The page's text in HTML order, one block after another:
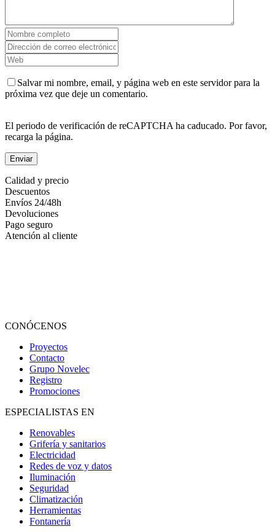
Salvar mi nombre, email, y página web en este servidor para la
próxima vez que deje un comentario.
El periodo de verificación de reCAPTCHA ha caducado. Por favor,
recarga la página.
Calidad y precio
Descuentos
Envíos 24/48h
Devoluciones
Pago seguro
Atención al cliente
CONÓCENOS
Proyectos
Contacto
Grupo Novelec
Registro
Promociones
ESPECIALISTAS EN
Renovables
Grifería y sanitarios
Electricidad
Redes de voz y datos
Iluminación
Seguridad
Climatización
Herramientas
Fontanería